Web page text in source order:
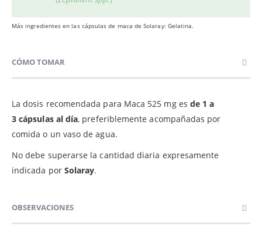
Más ingredientes en las cápsulas de maca de Solaray: Gelatina.
CÓMO TOMAR
La dosis recomendada para Maca 525 mg es de 1 a
3 cápsulas al día, preferiblemente acompañadas por
comida o un vaso de agua.
No debe superarse la cantidad diaria expresamente
indicada por Solaray.
OBSERVACIONES